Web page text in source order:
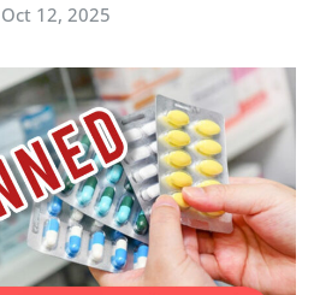
Oct 12, 2025